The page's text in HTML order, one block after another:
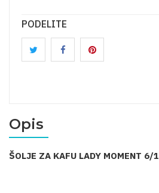
PODELITE
Opis
ŠOLJE ZA KAFU LADY MOMENT 6/1